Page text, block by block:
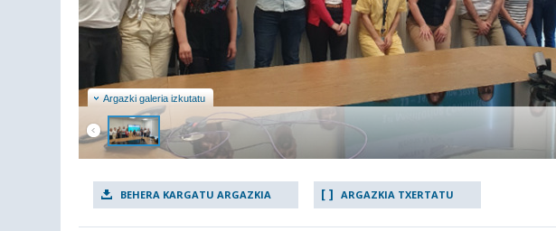
Argazki galeria izkutatu
BEHERA KARGATU ARGAZKIA ARGAZKIA TXERTATU